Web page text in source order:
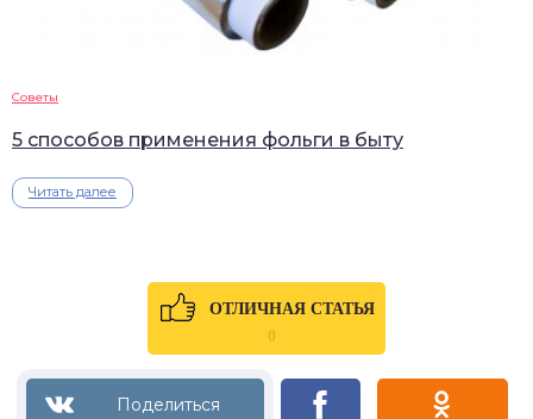
Советы
5 способов применения фольги в быту
Читать далее
ОТЛИЧНАЯ СТАТЬЯ
0